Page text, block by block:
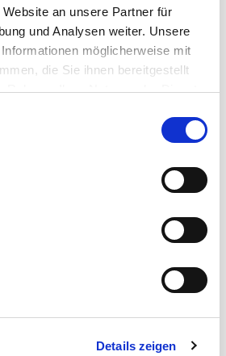
an unsere Partner für
und Analysen weiter. Unsere
möglicherweise mit
die Sie ihnen bereitgestellt
Rahmen Ihrer Nutzung der Dienste
Details zeigen
– PVC-frei und 100% Hanf PVC-
- Bei der Entwicklung des ...